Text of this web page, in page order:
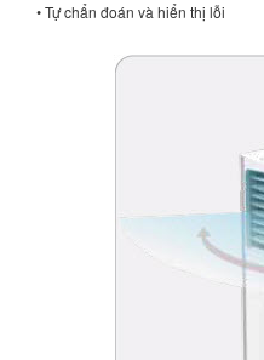
• Tự chẩn đoán và hiển thị lỗi